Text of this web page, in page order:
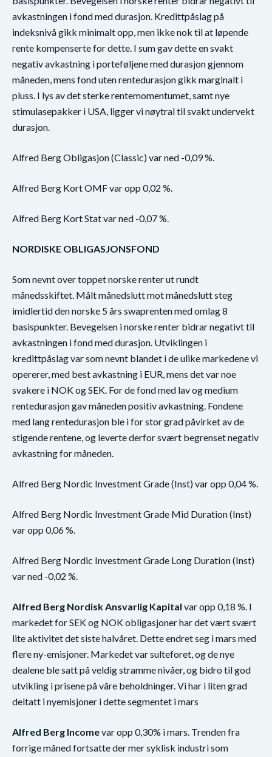
avkastningen i fond med durasjon. Kredittpåslag på
indeksnivå gikk minimalt opp, men ikke nok til at løpende
rente kompenserte for dette. I sum gav dette en svakt
negativ avkastning i porteføljene med durasjon gjennom
måneden, mens fond uten rentedurasjon gikk marginalt i
pluss. I lys av det sterke rentemomentumet, samt nye
stimulasepakker i USA, ligger vi nøytral til svakt undervekt
durasjon.
Alfred Berg Obligasjon (Classic) var ned -0,09 %.
Alfred Berg Kort OMF var opp 0,02 %.
Alfred Berg Kort Stat var ned -0,07 %.
NORDISKE OBLIGASJONSFOND
Som nevnt over toppet norske renter ut rundt
månedsskiftet. Målt månedslutt mot månedslutt steg
imidlertid den norske 5 års swaprenten med omlag 8
basispunkter. Bevegelsen i norske renter bidrar negativt til
avkastningen i fond med durasjon. Utviklingen i
kredittpåslag var som nevnt blandet i de ulike markedene vi
opererer, med best avkastning i EUR, mens det var noe
svakere i NOK og SEK. For de fond med lav og medium
rentedurasjon gav måneden positiv avkastning. Fondene
med lang rentedurasjon ble i for stor grad påvirket av de
stigende rentene, og leverte derfor svært begrenset negativ
avkastning for måneden.
Alfred Berg Nordic Investment Grade (Inst) var opp 0,04 %.
Alfred Berg Nordic Investment Grade Mid Duration (Inst)
var opp 0,06 %.
Alfred Berg Nordic Investment Grade Long Duration (Inst)
var ned -0,02 %.
Alfred Berg Nordisk Ansvarlig Kapital var opp 0,18 %. I
markedet for SEK og NOK obligasjoner har det vært svært
lite aktivitet det siste halvåret. Dette endret seg i mars med
flere ny-emisjoner. Markedet var sulteforet, og de nye
dealene ble satt på veldig stramme nivåer, og bidro til god
utvikling i prisene på våre beholdninger. Vi har i liten grad
deltatt i nyemisjoner i dette segmentet i mars
Alfred Berg Incomevar opp 0,30% i mars. Trenden fra
forrige måned fortsatte der mer syklisk industri som